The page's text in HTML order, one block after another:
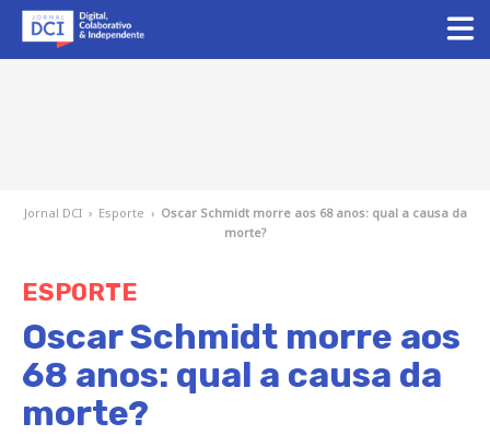
Jornal DCI › Esporte › Oscar Schmidt morre aos 68 anos: qual a causa da
morte?
ESPORTE
Oscar Schmidt morre aos
68 anos: qual a causa da
morte?